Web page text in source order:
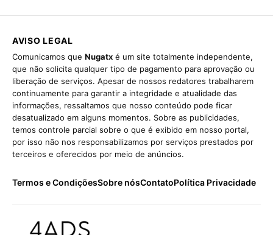
AVISO LEGAL
Comunicamos que Nugatx é um site totalmente independente,
que não solicita qualquer tipo de pagamento para aprovação ou
liberação de serviços. Apesar de nossos redatores trabalharem
continuamente para garantir a integridade e atualidade das
informações, ressaltamos que nosso conteúdo pode ficar
desatualizado em alguns momentos. Sobre as publicidades,
temos controle parcial sobre o que é exibido em nosso portal,
por isso não nos responsabilizamos por serviços prestados por
terceiros e oferecidos por meio de anúncios.
Termos e CondiçõesSobre nósContatoPolítica Privacidade